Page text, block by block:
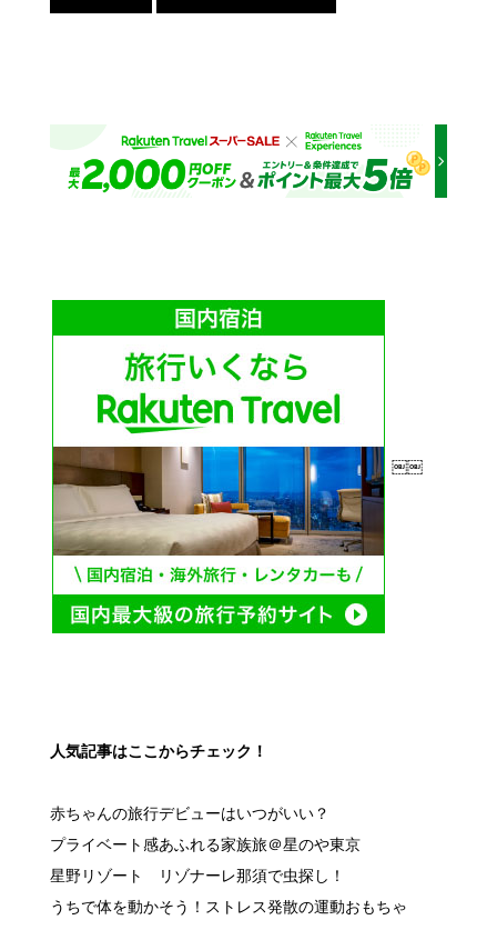
￼￼
人気記事はここからチェック！
赤ちゃんの旅行デビューはいつがいい？
プライベート感あふれる家族旅＠星のや東京
星野リゾート リゾナーレ那須で虫探し！
うちで体を動かそう！ストレス発散の運動おもちゃ